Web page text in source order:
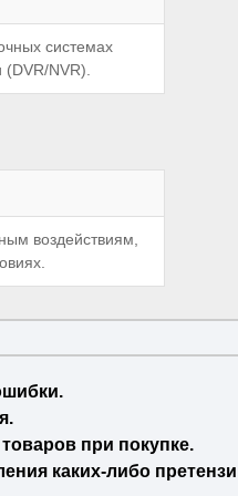
системах
NVR).
воздействиям,
при покупке.
каких-либо